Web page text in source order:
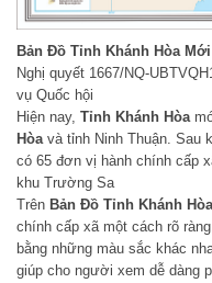
Bản Đồ Tỉnh Khánh Hòa
Nghị quyết 1667/
vụ Quốc hội
Hiện nay, Tỉnh Khánh Hòa
Hòavà tỉnh Ninh Thuận. Sau
có 65 đơn vị hành chính cấp
khu Trường Sa
Trên Bản Đồ Tỉnh Khánh
chính cấp xã một cách rõ
bằng những màu sắc khác
giúp cho người xem dễ dàng